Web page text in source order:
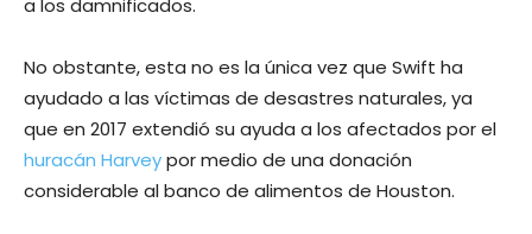
No obstante, esta no es la única vez que Swift ha
ayudado a las víctimas de desastres naturales, ya
que en 2017 extendió su ayuda a los afectados por el
huracán Harveypor medio de una donación
considerable al banco de alimentos de Houston.